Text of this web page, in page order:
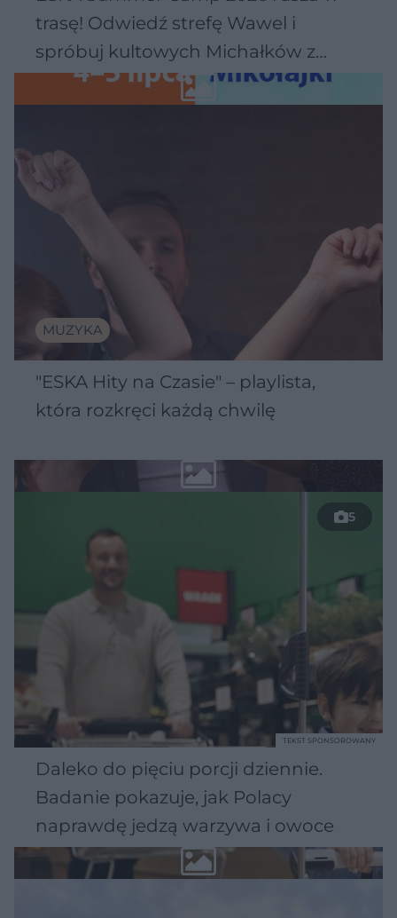
trasę! Odwiedź strefę Wawel i
spróbuj kultowych Michałków z
Wawelu
MUZYKA
"ESKA Hity na Czasie" – playlista,
która rozkręci każdą chwilę
5
Daleko do pięciu porcji dziennie.
Badanie pokazuje, jak Polacy
naprawdę jedzą warzywa i owoce
TEKST SPONSOROWANY